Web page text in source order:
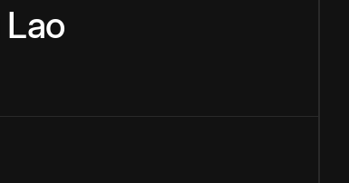
Lao